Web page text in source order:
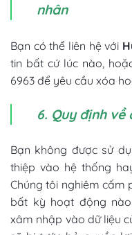
nhân
Bạn có thể liên hệ với
tin bất cứ lúc nào,
6963 để yêu cầu xóa
6. Quy định
Bạn không được sử
thiệp vào hệ thống
Chúng tôi nghiêm cấm
bất kỳ hoạt động
xâm nhập vào dữ liệu